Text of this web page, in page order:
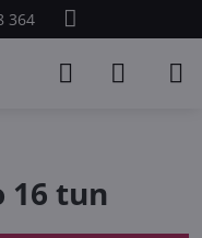
364
16 tun